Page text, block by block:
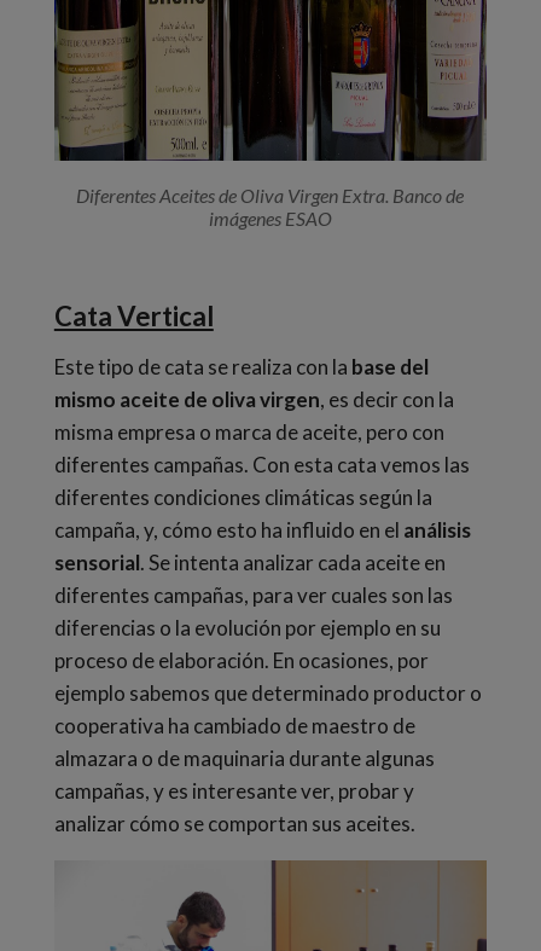
Diferentes Aceites de Oliva Virgen Extra. Banco de
imágenes ESAO
Cata Vertical
Este tipo de cata se realiza con la base del
mismo aceite de oliva virgen, es decir con la
misma empresa o marca de aceite, pero con
diferentes campañas. Con esta cata vemos las
diferentes condiciones climáticas según la
campaña, y, cómo esto ha influido en el análisis
sensorial. Se intenta analizar cada aceite en
diferentes campañas, para ver cuales son las
diferencias o la evolución por ejemplo en su
proceso de elaboración. En ocasiones, por
ejemplo sabemos que determinado productor o
cooperativa ha cambiado de maestro de
almazara o de maquinaria durante algunas
campañas, y es interesante ver, probar y
analizar cómo se comportan sus aceites.